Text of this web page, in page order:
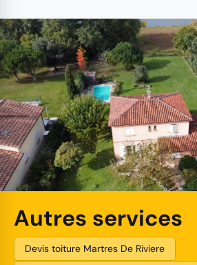
Autres services
Devis toiture Martres De Riviere